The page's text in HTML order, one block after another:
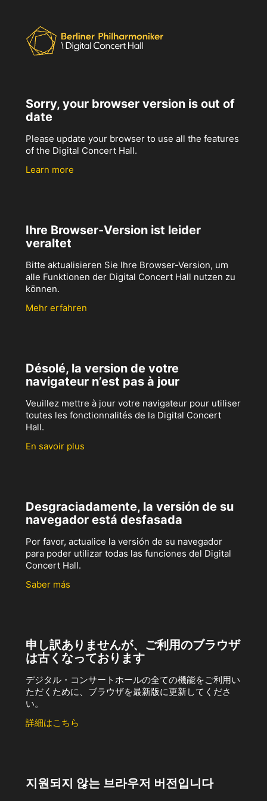
Sorry, your browser version is out of
date
Please update your browser to use all the features
of the Digital Concert Hall.
Learn more
Ihre Browser-Version ist leider
veraltet
Bitte aktualisieren Sie Ihre Browser-Version, um
alle Funktionen der Digital Concert Hall nutzen zu
können.
Mehr erfahren
Désolé, la version de votre
navigateur n’est pas à jour
Veuillez mettre à jour votre navigateur pour utiliser
toutes les fonctionnalités de la Digital Concert
Hall.
En savoir plus
Desgraciadamente, la versión de su
navegador está desfasada
Por favor, actualice la versión de su navegador
para poder utilizar todas las funciones del Digital
Concert Hall.
Saber más
申し訳ありませんが、ご利用のブラウザ
は古くなっております
デジタル・コンサートホールの全ての機能をご利用い
ただくために、ブラウザを最新版に更新してくださ
い。
詳細はこちら
지원되지 않는 브라우저 버전입니다